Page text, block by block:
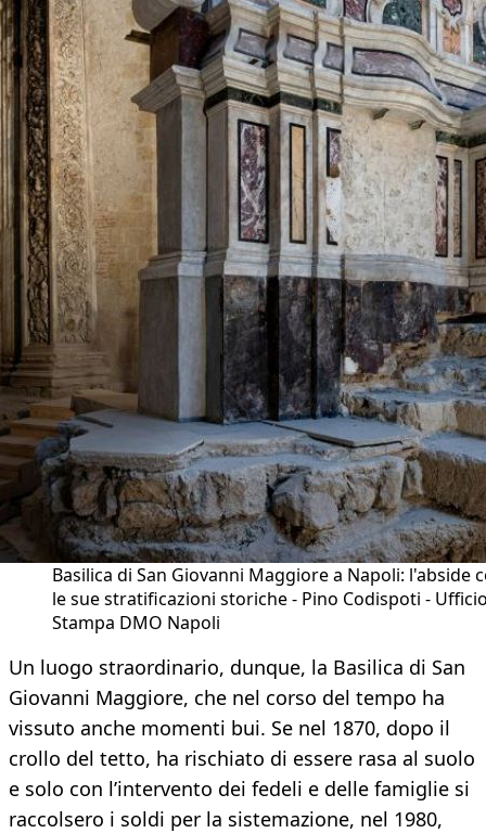
Basilica di San Giovanni Maggiore a Napoli: l'abside
le sue stratificazioni storiche - Pino Codispoti -
Stampa DMO Napoli
Un luogo straordinario, dunque, la Basilica di San
Giovanni Maggiore, che nel corso del tempo ha
vissuto anche momenti bui. Se nel 1870, dopo il
crollo del tetto, ha rischiato di essere rasa al suolo
e solo con l’intervento dei fedeli e delle famiglie si
raccolsero i soldi per la sistemazione, nel 1980,